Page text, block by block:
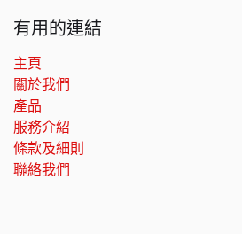
有用的連結
主頁
關於我們
產品
服務介紹
條款及細則
聯絡我們